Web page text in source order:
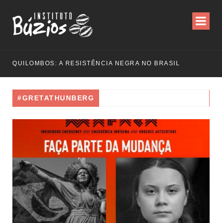
QUILOMBOS: A RESISTÊNCIA NEGRA NO BRASIL
#GRETATHUNBERG